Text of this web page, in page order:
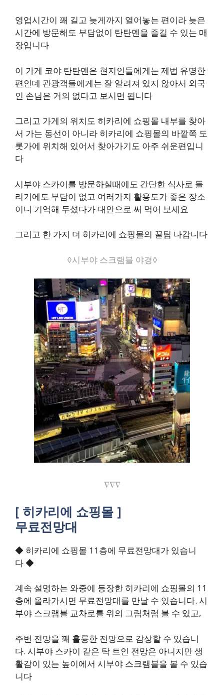
영업시간이 꽤 길고 늦게까지 열어놓는 편이라 늦은
시간에 방문해도 부담없이 탄탄멘을 즐길 수 있는 매
장입니다
이 가게 코야 탄탄멘은 현지인들에게는 제법 유명한
편인데 관광객들에게는 잘 알려져 있지 않아서 외국
인 손님은 거의 없다고 보시면 됩니다
그리고 가게의 위치도 히카리에 쇼핑몰 내부를 찾아
서 가는 동선이 아니라 히카리에 쇼핑몰의 바깥쪽 도
롯가에 위치해 있어서 찾아가기도 아주 쉬운편입니
다
시부야 스카이를 방문하실때에도 간단한 식사로 들
리기에도 부담이 없고 여러가지 활용도가 좋은 장소
이니 기억해 두셨다가 대안으로 써 먹어 보세요
그리고 한 가지 더 히카리에 쇼핑몰의 꿀팁 나갑니다
◊시부야 스크램블 야경◊
∇∇∇
[ 히카리에 쇼핑몰 ]
무료전망대
◆ 히카리에 쇼핑몰 11층에 무료전망대가 있습니
다 ◆
계속 설명하는 와중에 등장한 히카리에 쇼핑몰의 11
층에 올라가시면 무료전망대를 만날 수 있습니다. 시
부야 스크램블 교차로를 위의 그림처럼 볼 수 있고,
주변 전망을 꽤 훌륭한 전망으로 감상할 수 있습니
다. 시부야 스카이 같은 탁 트인 전망은 아니지만 생
활감이 있는 높이에서 시부야 스크램블을 볼 수 있습
니다